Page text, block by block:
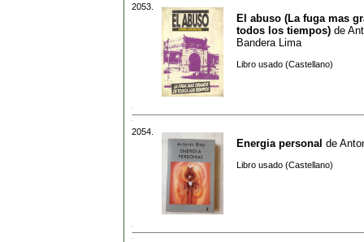
2053.
El abuso (La fuga mas
todos los tiempos) de
Bandera Lima
Libro usado (Castellano)
2054.
Energia personal de
Libro usado (Castellano)